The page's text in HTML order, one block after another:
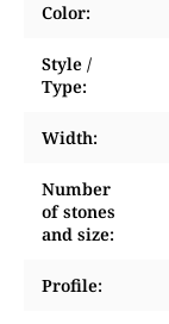
Color:
Style /
Type:
Width:
Number
of stones
and size:
Profile: